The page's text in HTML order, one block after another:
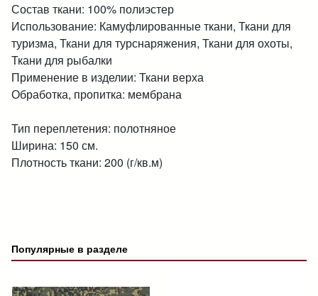
Состав ткани: 100% полиэстер
Использование: Камуфлированные ткани, Ткани для
туризма, Ткани для турснаряжения, Ткани для охоты,
Ткани для рыбалки
Применение в изделии: Ткани верха
Обработка, пропитка: мембрана
Тип переплетения: полотняное
Ширина: 150 см.
Плотность ткани: 200 (г/кв.м)
Популярные в разделе